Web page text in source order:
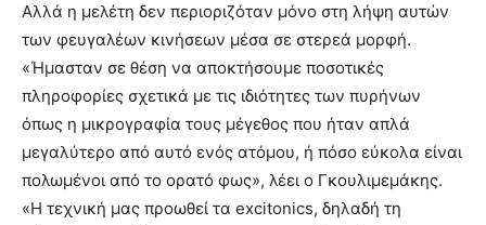
Αλλά η μελέτη δεν περιοριζόταν μόνο στη λήψη αυτών
των φευγαλέων κινήσεων μέσα σε στερεά μορφή.
«Ήμασταν σε θέση να αποκτήσουμε ποσοτικές
πληροφορίες σχετικά με τις ιδιότητες των πυρήνων
όπως η μικρογραφία τους μέγεθος που ήταν απλά
μεγαλύτερο από αυτό ενός ατόμου, ή πόσο εύκολα είναι
πολωμένοι από το ορατό φως», λέει ο Γκουλιμεμάκης.
«Η τεχνική μας προωθεί τα excitonics, δηλαδή τη